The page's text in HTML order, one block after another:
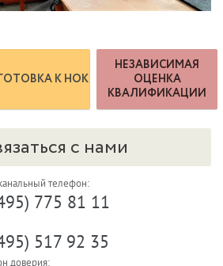
К НОК
НЕЗАВИСИМАЯ
ОЦЕНКА
КВАЛИФИКАЦИИ
с нами
телефон:
775 81 11
517 92 35
доверия: